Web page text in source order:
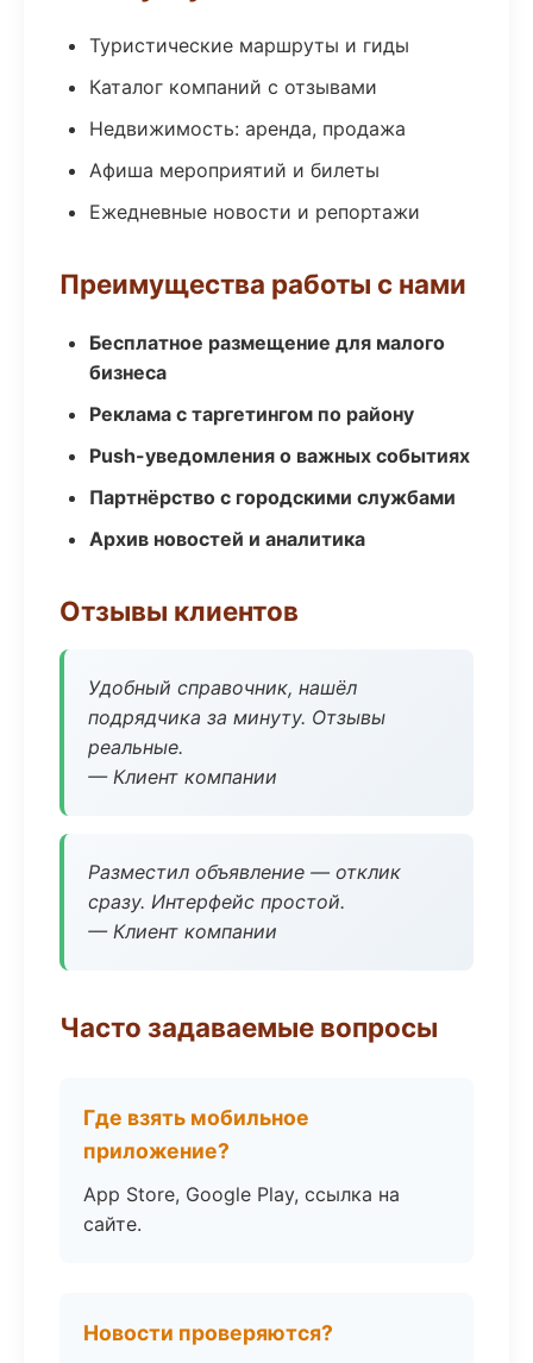
Туристические маршруты и гиды
Каталог компаний с отзывами
Недвижимость: аренда, продажа
Афиша мероприятий и билеты
Ежедневные новости и репортажи
Преимущества работы с нами
Бесплатное размещение для малого
бизнеса
Реклама с таргетингом по району
Push-уведомления о важных событиях
Партнёрство с городскими службами
Архив новостей и аналитика
Отзывы клиентов
Удобный справочник, нашёл
подрядчика за минуту. Отзывы
реальные.
— Клиент компании
Разместил объявление — отклик
сразу. Интерфейс простой.
— Клиент компании
Часто задаваемые вопросы
Где взять мобильное
приложение?
App Store, Google Play, ссылка на
сайте.
Новости проверяются?